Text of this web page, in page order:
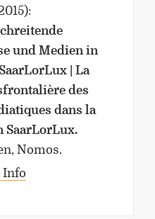
an der
Flensburg, Viadrina
Lothringen, Universität
und Universität
und Universität
:
und Medien in
| La
des
dans la
SaarLorLux.
Nomos.
Info